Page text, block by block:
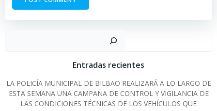
Entradas recientes
LA POLICÍA MUNICIPAL DE BILBAO REALIZARÁ A LO LARGO DE
ESTA SEMANA UNA CAMPAÑA DE CONTROL Y VIGILANCIA DE
LAS CONDICIONES TÉCNICAS DE LOS VEHÍCULOS QUE